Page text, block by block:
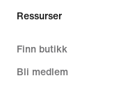
Ressurser
Finn butikk
Bli medlem